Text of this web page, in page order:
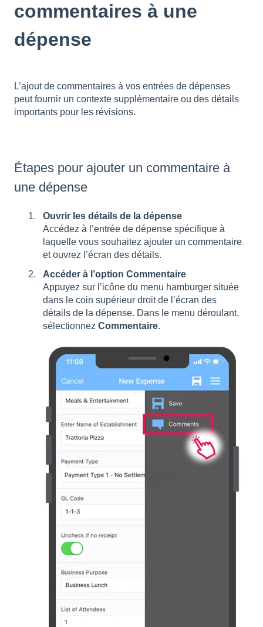
commentaires à une
dépense
L’ajout de commentaires à vos entrées de dépenses
peut fournir un contexte supplémentaire ou des détails
importants pour les révisions.
Étapes pour ajouter un commentaire à
une dépense
Ouvrir les détails de la dépense
Accédez à l’entrée de dépense spécifique à
laquelle vous souhaitez ajouter un commentaire
et ouvrez l’écran des détails.
Accéder à l’option Commentaire
Appuyez sur l’icône du menu hamburger située
dans le coin supérieur droit de l’écran des
détails de la dépense. Dans le menu déroulant,
sélectionnez Commentaire.